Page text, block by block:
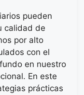
pueden
calidad de
por alto
con el
en nuestro
En este
prácticas